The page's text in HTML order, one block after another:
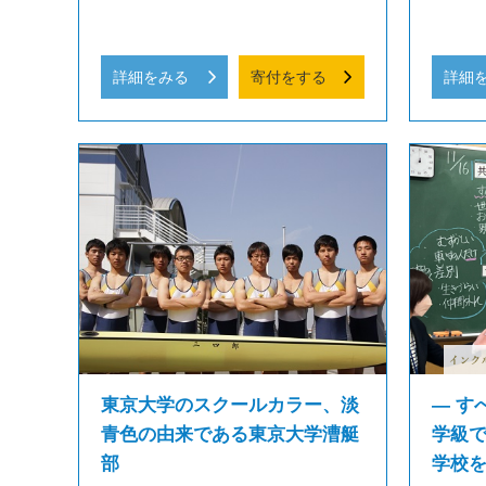
詳細をみる 寄付をする 詳細
東京大学のスクールカラー、淡
青色の由来である東京大学漕艇
部
― す
学級
学校